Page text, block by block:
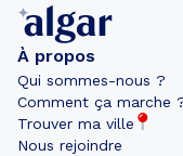
À propos
Qui sommes-nous ?
Comment ça marche
Trouver ma ville
Nous rejoindre